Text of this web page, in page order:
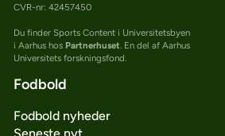
CVR-nr: 42457450
Du finder Sports Content i Universitetsbyen
i Aarhus hos Partnerhuset. En del af Aarhus
Universitets forskningsfond.
Fodbold
Fodbold nyheder